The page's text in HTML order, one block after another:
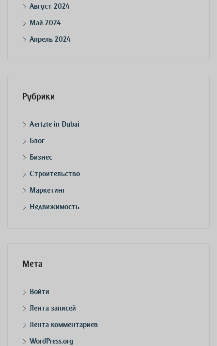
Август 2024
Май 2024
Апрель 2024
Рубрики
Aertzte in Dubai
Блог
Бизнес
Строительство
Маркетинг
Недвижимость
Мета
Войти
Лента записей
Лента комментариев
WordPress.org